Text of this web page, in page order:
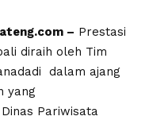
– Prestasi
diraih oleh Tim
dalam ajang
yang
Pariwisata